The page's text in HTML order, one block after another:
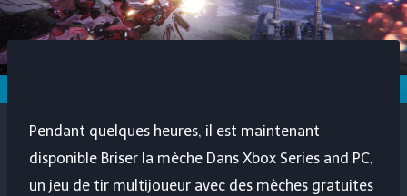
Pendant quelques heures, il est maintenant
disponible Briser la mèche Dans Xbox Series and PC,
un jeu de tir multijoueur avec des mèches gratuites